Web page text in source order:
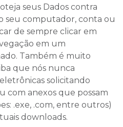
seus Dados contra
seu computador, conta ou
de sempre clicar em
em um
Também é muito
que nós nunca
solicitando
com anexos que possam
.exe, .com, entre outros)
downloads.